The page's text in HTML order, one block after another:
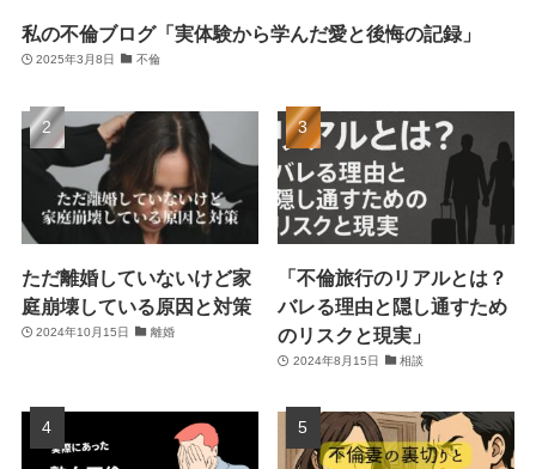
私の不倫ブログ「実体験から学んだ愛と後悔の記録」
2025年3月8日 不倫
ただ離婚していないけど家
庭崩壊している原因と対策
2024年10月15日 離婚
「不倫旅行のリアルとは？
バレる理由と隠し通すため
のリスクと現実」
2024年8月15日 相談